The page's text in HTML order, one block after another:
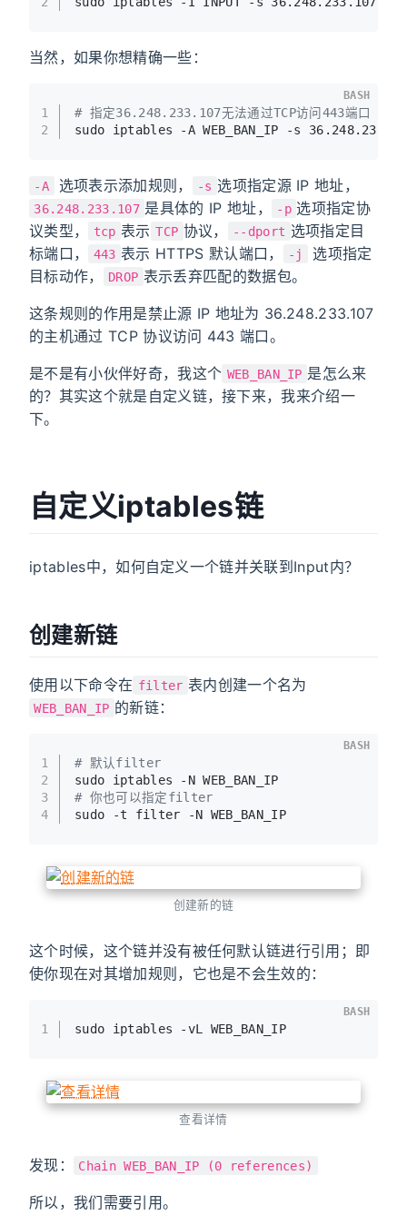
当然，如果你想精确一些：
1
2
# 指定36.248.233.107无法通过TCP访问443端口（丢
sudo iptables -A WEB_BAN_IP -s
BASH
-A 选项表示添加规则， -s 选项指定源 IP 地址，
36.248.233.107 是具体的 IP 地址， -p 选项指定协
议类型，
tcp 表示 TCP 协议， --dport 选项指定目
标端口，
443 表示 HTTPS 默认端口， -j
选项指定
目标动作，
DROP 表示丢弃匹配的数据包。
这条规则的作用是禁止源 IP 地址为 36.248.233.107
的主机通过 TCP 协议访问 443 端口。
是不是有小伙伴好奇，我这个 WEB_BAN_IP 是怎么来
的？其实这个就是自定义链，接下来，我来介绍一
下。
自定义iptables链
iptables中，如何自定义一个链并关联到Input内？
创建新链
使用以下命令在 filter 表内创建一个名为
WEB_BAN_IP 的新链：
1
2
3
4
# 默认filter
sudo iptables -N WEB_BAN_IP
# 你也可以指定filter
sudo -t filter -N WEB_BAN_IP
BASH
创建新的链
这个时候，这个链并没有被任何默认链进行引用；即
使你现在对其增加规则，它也是不会生效的：
1 sudo iptables -vL WEB_BAN_IP
BASH
查看详情
发现： Chain WEB_BAN_IP (0 references)
所以，我们需要引用。